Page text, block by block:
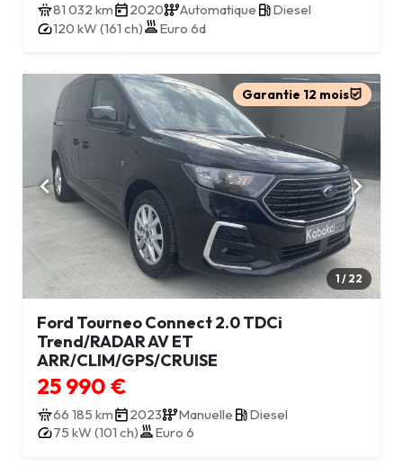
81 032 km 2020 Automatique
Diesel
120 kW (161 ch)
Euro 6d
Garantie 12 mois
1 / 22
Ford Tourneo Connect 2.0 TDCi
Trend/RADAR AV ET
ARR/CLIM/GPS/CRUISE
25 990 €
66 185 km 2023 Manuelle
Diesel
75 kW (101 ch)
Euro 6